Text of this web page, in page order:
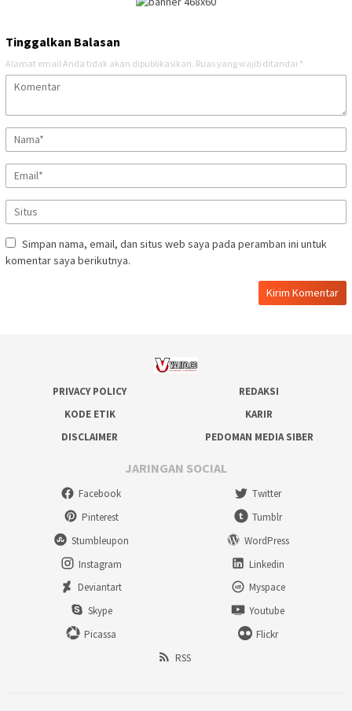
Tinggalkan Balasan
Alamat email Anda tidak akan dipublikasikan. Ruas yang wajib ditandai *
Simpan nama, email, dan situs web saya pada peramban ini untuk
komentar saya berikutnya.
PRIVACY POLICY
REDAKSI
KODE ETIK
KARIR
DISCLAIMER
PEDOMAN MEDIA SIBER
JARINGAN SOCIAL
Facebook
Twitter
Pinterest
Tumblr
Stumbleupon
WordPress
Instagram
Linkedin
Deviantart
Myspace
Skype
Youtube
Picassa
Flickr
RSS